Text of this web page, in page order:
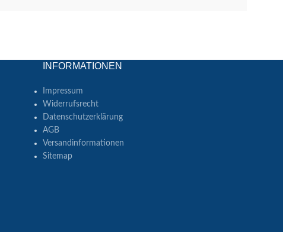
INFORMATIONEN
Impressum
Widerrufsrecht
Datenschutzerklärung
AGB
Versandinformationen
Sitemap